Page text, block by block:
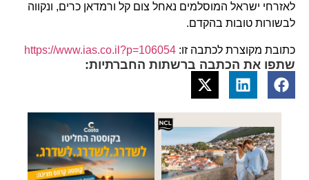
לאזרחי ישראל המוסלמים נאחל צום קל ורמדאן כרים, ונקווה
לבשורות טובות בהקדם.
כתובת מקוצרת לכתבה זו: https://www.ias.co.il?p=106054
שתפו את הכתבה ברשתות החברתיות: